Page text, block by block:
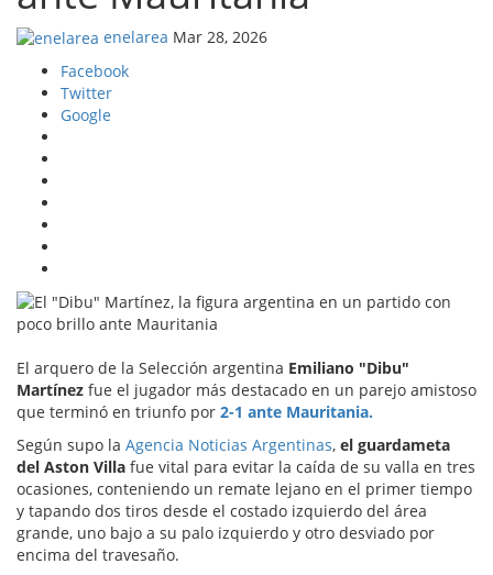
enelarea Mar 28, 2026
Facebook
Twitter
Google
El arquero de la Selección argentina Emiliano "Dibu"
Martínez fue el jugador más destacado en un parejo amistoso
que terminó en triunfo por 2-1 ante Mauritania.
Según supo la Agencia Noticias Argentinas, el guardameta
del Aston Villa fue vital para evitar la caída de su valla en tres
ocasiones, conteniendo un remate lejano en el primer tiempo
y tapando dos tiros desde el costado izquierdo del área
grande, uno bajo a su palo izquierdo y otro desviado por
encima del travesaño.